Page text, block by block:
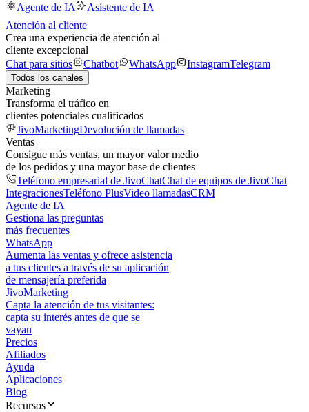
Agente de IA
Asistente de IA
Atención al cliente
Crea una experiencia de atención al
cliente excepcional
Chat para sitios
Chatbot WhatsApp InstagramTelegram
Todos los canales
Marketing
Transforma el tráfico en
clientes potenciales cualificados
JivoMarketingDevolución de llamadas
Ventas
Consigue más ventas, un mayor valor medio
de los pedidos y una mayor base de clientes
Teléfono empresarial de JivoChatChat de equipos de JivoChat
IntegracionesTeléfono PlusVideo llamadasCRM
Agente de IA
Gestiona las preguntas
más frecuentes
WhatsApp
Aumenta las ventas y ofrece asistencia
a tus clientes a través de su aplicación
de mensajería preferida
JivoMarketing
Capta la atención de tus visitantes:
capta su interés antes de que se
vayan
Precios
Afiliados
Ayuda
Aplicaciones
Blog
Recursos